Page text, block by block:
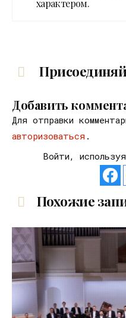
характером.
Добавить
Для отправки
авторизоваться .
Войти,
Похожие